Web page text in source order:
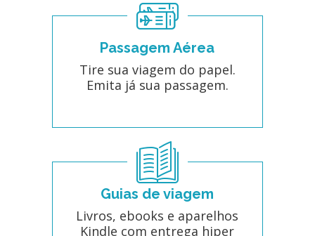
Passagem Aérea
Tire sua viagem do papel.
Emita já sua passagem.
Guias de viagem
Livros, ebooks e aparelhos
Kindle com entrega hiper